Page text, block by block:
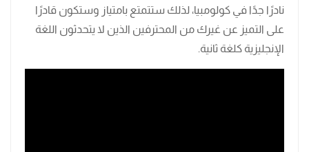
نادرًا جدًا في كولومبيا، لذلك ستتمتع بامتياز وستكون قادرًا
على التميز عن غيرك من المحترفين الذين لا يتحدثون اللغة
الإنجليزية كلغة ثانية.